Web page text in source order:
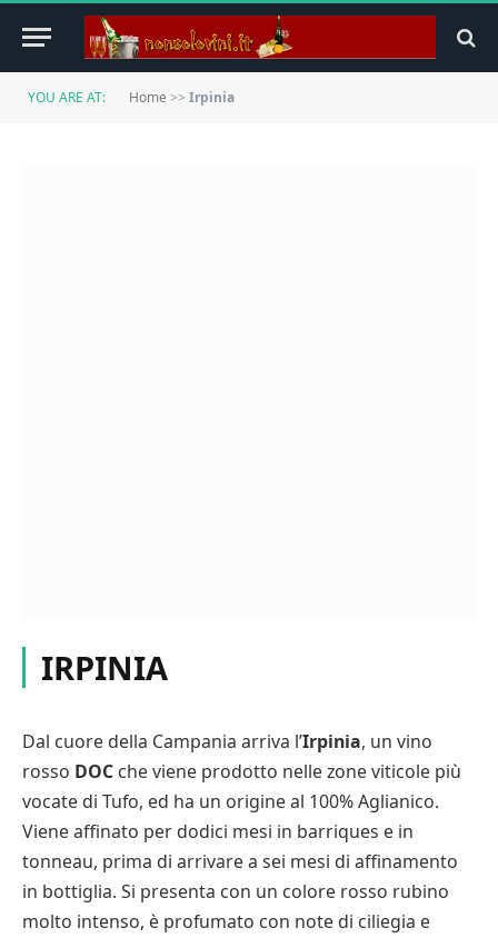
YOU ARE AT: Home >> Irpinia
IRPINIA
Dal cuore della Campania arriva l’Irpinia, un vino
rosso DOC che viene prodotto nelle zone viticole più
vocate di Tufo, ed ha un origine al 100% Aglianico.
Viene affinato per dodici mesi in barriques e in
tonneau, prima di arrivare a sei mesi di affinamento
in bottiglia. Si presenta con un colore rosso rubino
molto intenso, è profumato con note di ciliegia e